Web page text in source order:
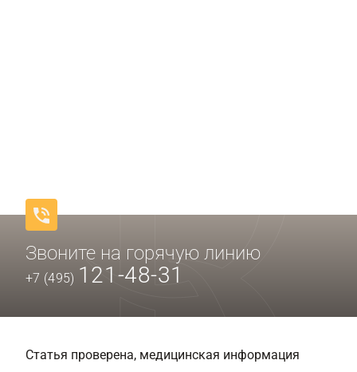
Звоните на горячую линию
+7 (495) 121-48-31
Статья проверена, медицинская информация